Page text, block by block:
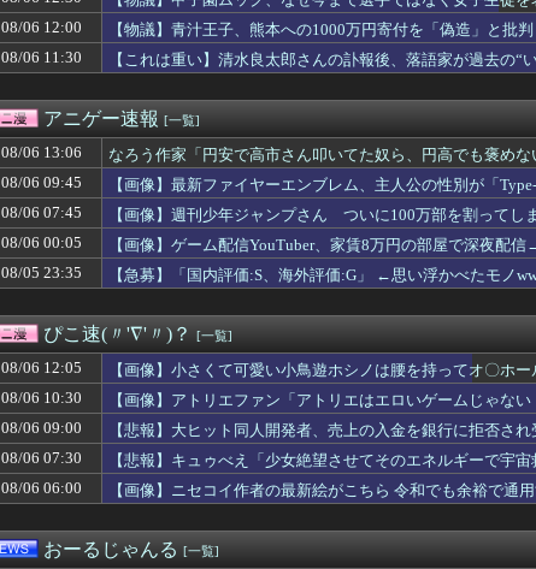
姉夫が稼いでるからバイトに出ずに済んで子供たちも習い事をいっぱいし
実家に行った帰りの話。息子「次も女の子と会えるかな」私「は？女の子
ニホンザル
義兄嫁が自宅をサロンにして姪を毎日ウトメへ預ける生活に。数年後、そ
jouetie、トレンドとエッジを効かせた「2026 OUTER COLLEC...
自然体で楽しむフレンチエレガンス「UNIQLO and COMPTOIR DE...
週刊少年ジャンプ、発行部数100万部割れ [8/6]
【画像】椎名林檎（38）「チュートリアル徳井と対談か…ちょっとセクシ
大谷翔平の今季初となるマルチホームランにMLBファン騒然！←「PCAと
「毎日、渋谷でデモが起きてる」と左派が心の拠り所にする動画、目撃者
ホラースポットに行った。その後私の周りで奇妙な事が起こった。そんな
もし1日だけ魔法が使えたら何する？
彼の親御さんに会いに行き御挨拶したんだが、それ以来、彼の態度が急変
【悲報】みい山のコンテンツ、なぜか消えまくる
タトゥーを入れている芸能人で誰が好きですか？
世帯主ウトの国保や年金、住民税などなどの未払いが発覚。そんな父親
誤用されがちな日本語
八村塁「ホーバスが監督辞めた？じゃあ代表復帰する！」←これｗｗｗｗ
【悲報】中国人女さん、日本の警察官を暴行するｗｗｗｗ
【画像】松本人志さん、大勢の若いファンに囲まれてご満悦
【画像】松本人志さん、大勢の若いファンに囲まれてご満悦
【朗報】歴代の日本の全漫画TOP10、遂に確定するwwwww
なぁ、永久機関ってなんで絶対に作れないん？
08/06 12:00
【物議】青汁王子、熊本への1000万円寄付を「偽造」と
08/06 11:30
【これは重い】清水良太郎さんの訃報後、落語家が過去の“
アニゲー速報 [一覧]
08/06 13:06
なろう作家「円安で高市さん叩いてた奴ら、円高でも褒めな
08/06 09:45
【画像】最新ファイヤーエンブレム、主人公の性別が「
08/06 07:45
【画像】週刊少年ジャンプさん ついに100万部を割ってし
08/06 00:05
【画像】ゲーム配信YouTuber、家賃8万円の部屋で深夜配
08/05 23:35
【急募】「国内評価:S、海外評価:G」 ←思い浮かべたモノ
ぴこ速(〃'∇'〃)？ [一覧]
08/06 12:05
【画像】小さくて可愛い小鳥遊ホシノは腰を持ってオ〇ホ
08/06 10:30
【画像】アトリエファン「アトリエはエロいゲームじゃな
08/06 09:00
【悲報】大ヒット同人開発者、売上の入金を銀行に拒否さ
08/06 07:30
【悲報】キュゥべえ「少女絶望させてそのエネルギーで宇
ｗｗｗ
08/06 06:00 【画像】ニセコイ作者の最新絵がこちら 令和でも余裕で通
おーるじゃんる [一覧]